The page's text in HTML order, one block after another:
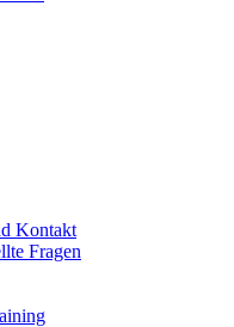
Kontakt
Fragen